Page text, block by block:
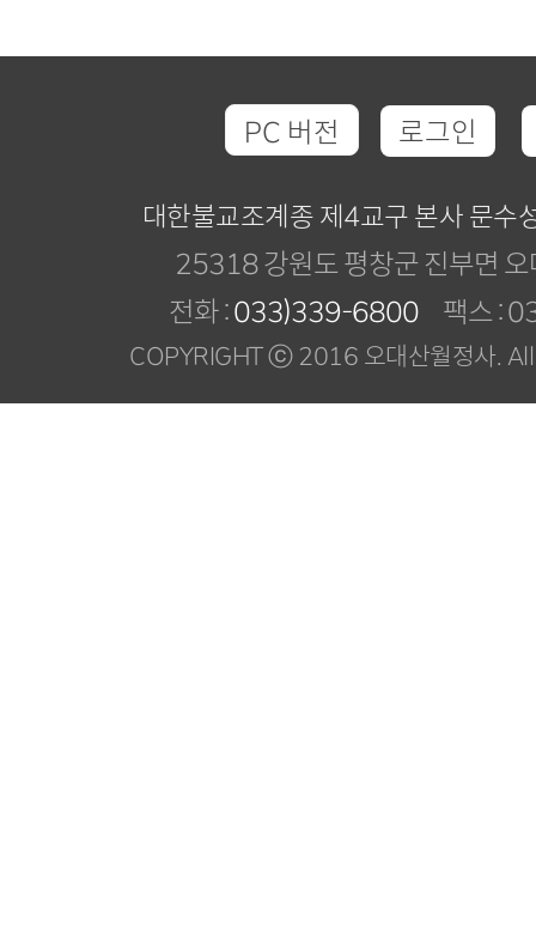
PC 버전 로그인
대한불교조계종 제4교구 본사 문수
25318 강원도 평창군 진부면
전화 :033)339-6800 팩스 :
COPYRIGHT ⓒ 2016 오대산월정사.